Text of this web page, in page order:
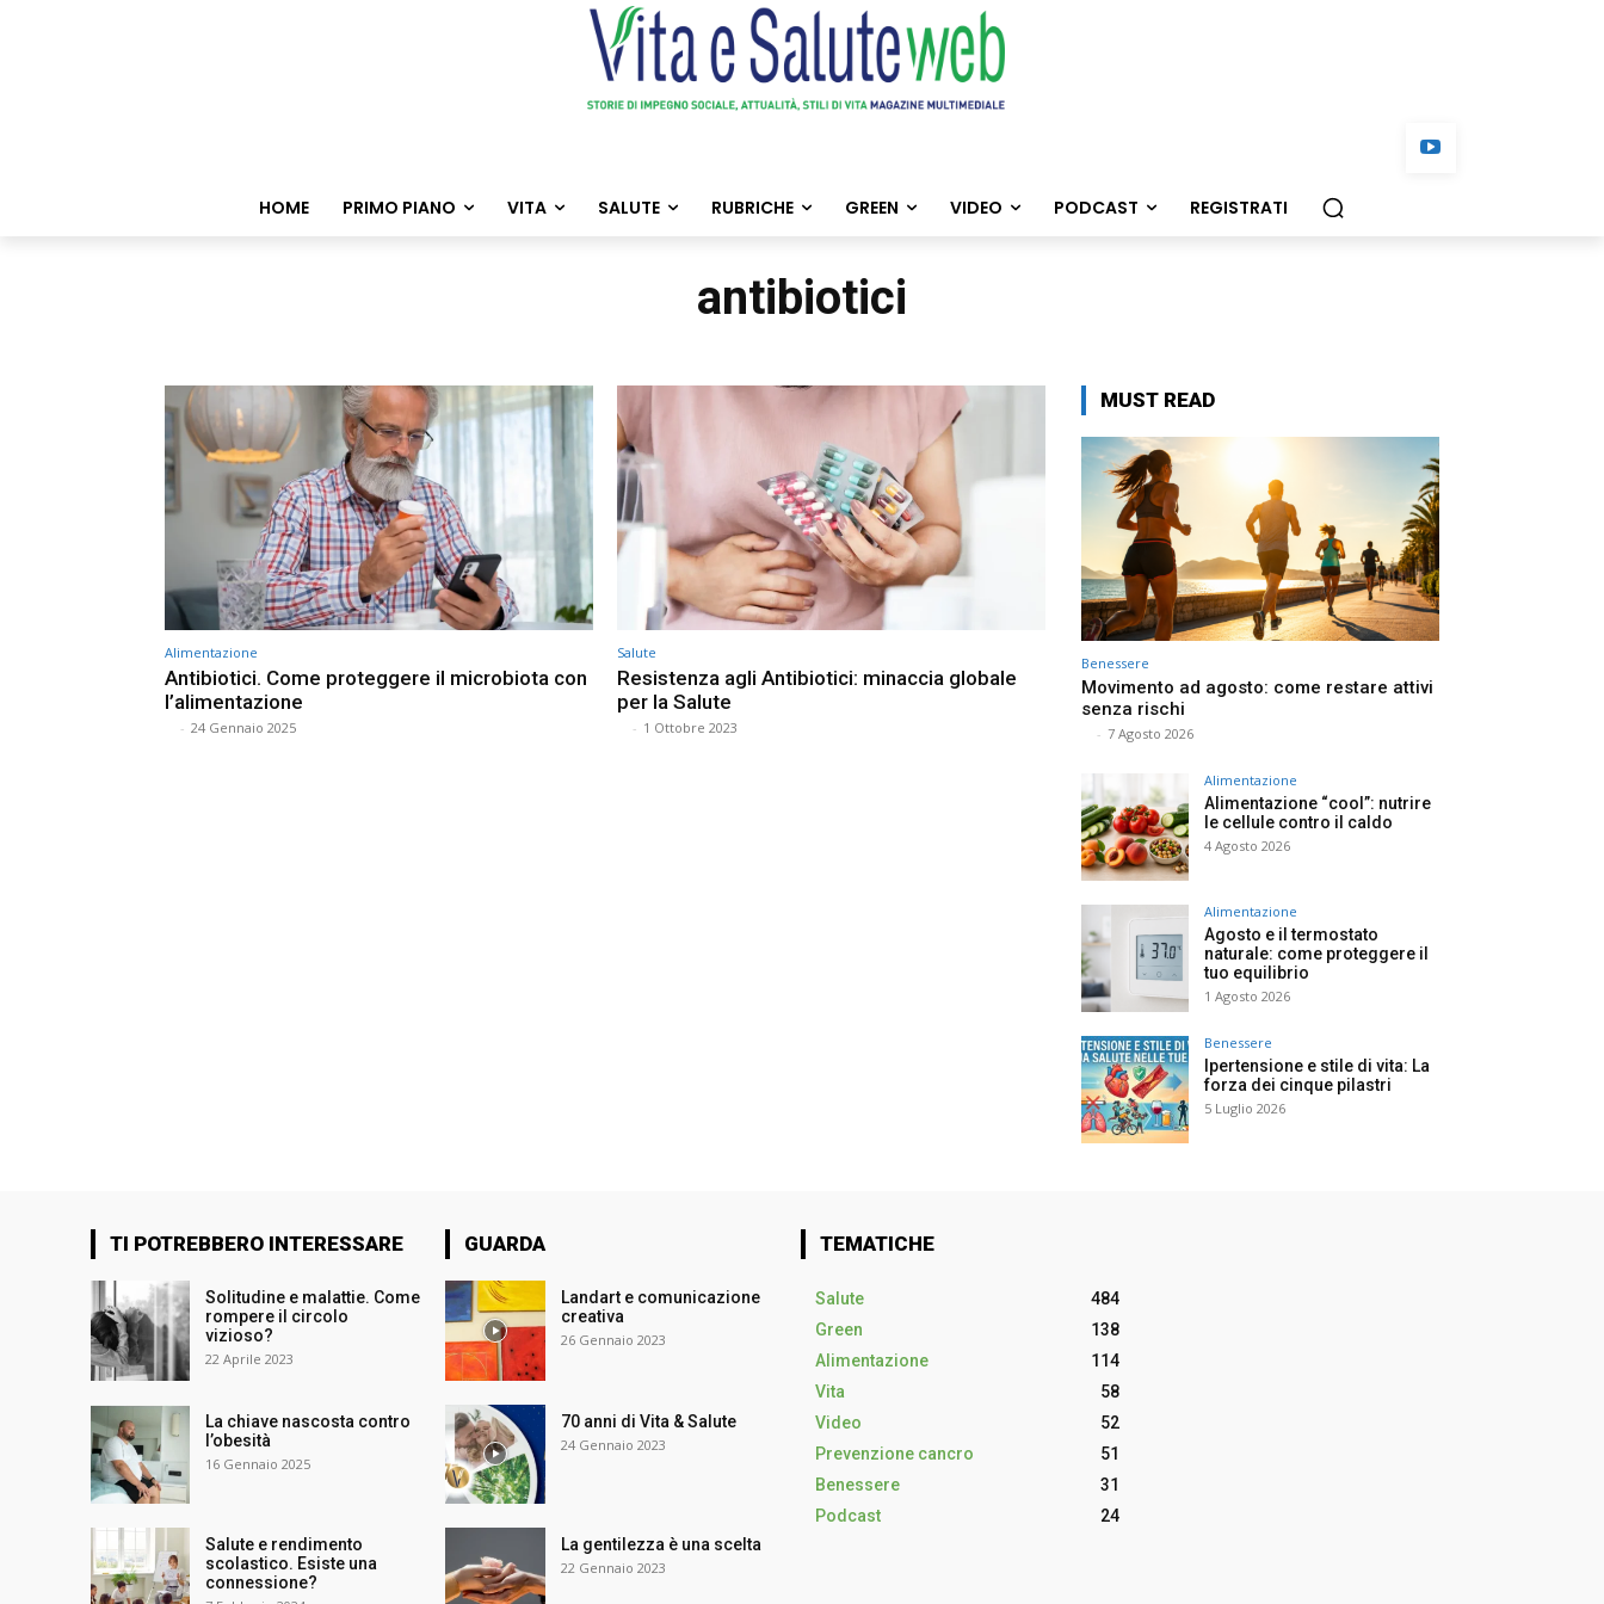
HOME PRIMO PIANO VITA SALUTE RUBRICHE GREEN VIDEO PODCAST REGISTRATI
antibiotici
Alimentazione
Antibiotici. Come proteggere il microbiota con
l’alimentazione
- 24 Gennaio 2025
Salute
Resistenza agli Antibiotici: minaccia globale
per la Salute
- 1 Ottobre 2023
MUST READ
Benessere
Movimento ad agosto: come restare attivi
senza rischi
- 7 Agosto 2026
Alimentazione
Alimentazione “cool”: nutrire
le cellule contro il caldo
4 Agosto 2026
Alimentazione
Agosto e il termostato
naturale: come proteggere il
tuo equilibrio
1 Agosto 2026
Benessere
Ipertensione e stile di vita: La
forza dei cinque pilastri
5 Luglio 2026
TI POTREBBERO INTERESSARE
Solitudine e malattie. Come
rompere il circolo
vizioso?
22 Aprile 2023
La chiave nascosta contro
l’obesità
16 Gennaio 2025
Salute e rendimento
scolastico. Esiste una
connessione?
GUARDA
Landart e comunicazione
creativa
26 Gennaio 2023
70 anni di Vita & Salute
24 Gennaio 2023
La gentilezza è una scelta
22 Gennaio 2023
TEMATICHE
Salute
484
Green
138
Alimentazione
114
Vita
58
Video
52
Prevenzione cancro
51
Benessere
31
Podcast
24